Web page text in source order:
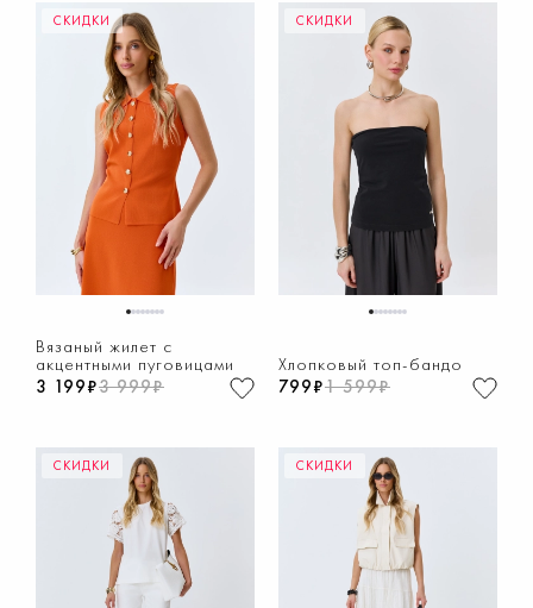
СКИДКИ
12345678
Вязаный жилет с
акцентными пуговицами
3 199₽3 999₽
СКИДКИ
12345678
Хлопковый топ-бандо
799₽1 599₽
СКИДКИ СКИДКИ